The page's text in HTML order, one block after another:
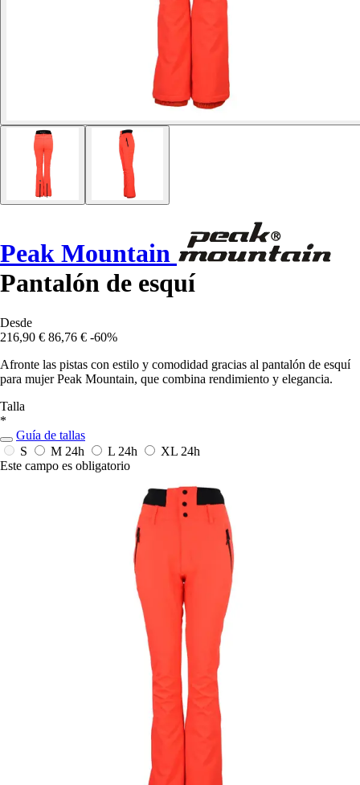
Peak Mountain
Pantalón de esquí
Desde
216,90 € 86,76 € -60%
Afronte las pistas con estilo y comodidad gracias al pantalón de esquí
para mujer Peak Mountain, que combina rendimiento y elegancia.
Talla
*
Guía de tallas
S
M 24h L 24h XL 24h
Este campo es obligatorio